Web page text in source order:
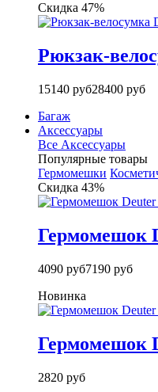
Скидка 47%
Рюкзак-
15140 руб28400 руб
Багаж
Аксессуары
Все Аксессуары
Популярные товары
Гермомешки
Скидка 43%
Гермомешок
4090 руб7190 руб
Новинка
Гермомешок
2820 руб